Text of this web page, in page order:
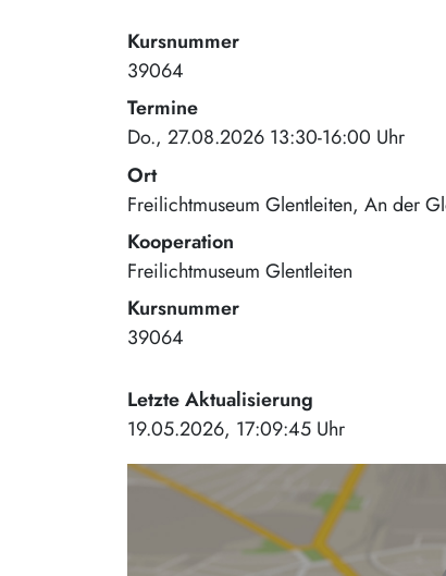
Kursnummer
39064
Termine
Do., 27.08.2026 13:30-16:00 Uhr
Ort
Freilichtmuseum Glentleiten An der
Kooperation
Freilichtmuseum Glentleiten
Kursnummer
39064
Letzte Aktualisierung
19.05.2026, 17:09:45 Uhr